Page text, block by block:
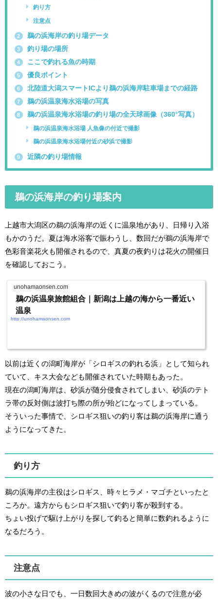
釣り方
注意点
2 鵜の浜海岸の釣り場データ
3 釣り場の場所
4 ここで釣れる魚の時期
5 優良ポイント
6 北陸道大潟スマートICより鵜の浜海岸駐車場までの経路
7 鵜の浜温泉海水浴場の写真
8 鵜の浜温泉海水浴場の釣り場の全天球画像（360°写真）
鵜の浜温泉海水浴場 人魚像の付近で撮影
鵜の浜温泉海水浴場付近の砂浜で撮影
9 近隣の釣り場情報
鵜の浜海岸の釣り場案内
上越市大潟区の鵜の浜海岸の近くに温泉地があり、日帰り入浴
もかのうだ。夏は海水浴客で賑わうし、数回だが鵜の浜海岸で
色彩音楽花火も開催されるので、真夏の夜釣りは花火の開催日
を確認しておこう。
unohamaonsen.com
鵜の浜温泉旅館組合｜新潟は上越の海から一番近い
温泉
http://unohamaonsen.com
以前は近くの潟町海岸が「シロギスの釣れる浜」として知られ
ていて、キス大会なども開催されていた時期もあった。
現在の潟町海岸は、砂浜が随分侵食されてしまい、砂浜のテト
ラ帯の反対側は波打ち際の所が殆どになってしまっている。
そういった事情で、シロギス狙いの釣り客は鵜の浜海岸に通う
ようになってきた。
釣り方
鵜の浜海岸の主役はシロギス、時々ヒラメ・マゴチといったと
ころか。遠方からもシロギス狙いで釣り客が殺到する。
ちょい投げで駆け上がりを探して釣ると簡単に数釣れるように
なるだろう。
注意点
波の小さな日でも、一日数回大きめの波がくるので注意が必